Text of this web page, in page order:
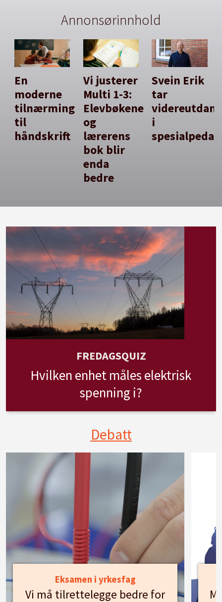
Annonsørinnhold
En
moderne
tilnærming
til
håndskrift
Vi justerer
Multi 1-3:
Elevbøkene
og
lærerens
bok blir
enda
bedre
Svein Erik
tar
i
FREDAGSQUIZ
Hvilken enhet måles elektrisk
spenning i?
Debatt
Eksamen i yrkesfag
Vi må tilrettelegge bedre for